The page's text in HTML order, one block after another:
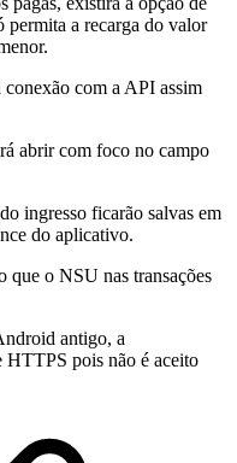
permita a recarga do valor
com a API assim
abrir com foco no campo
ingresso ficarão salvas em
do aplicativo.
que o NSU nas transações
antigo, a
HTTPS pois não é aceito